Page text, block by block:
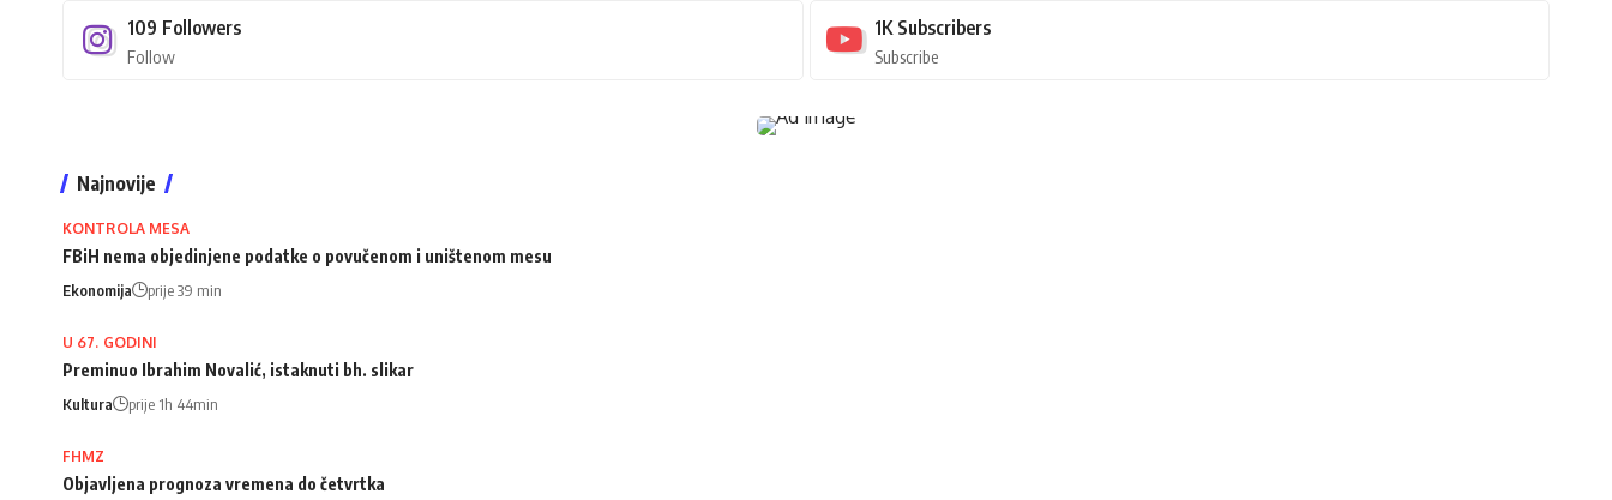
109 Followers
Follow
1K Subscribers
Subscribe
Najnovije
KONTROLA MESA
FBiH nema objedinjene podatke o povučenom i uništenom mesu
Ekonomija prije 39 min
U 67. GODINI
Preminuo Ibrahim Novalić, istaknuti bh. slikar
Kultura prije 1h 44min
FHMZ
Objavljena prognoza vremena do četvrtka